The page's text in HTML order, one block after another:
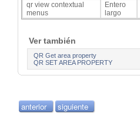
qr view contextual
menus
Entero
largo
Ver también
QR Get area property
QR SET AREA PROPERTY
anterior siguiente